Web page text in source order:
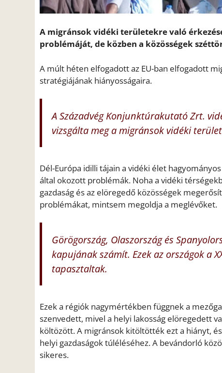
A migránsok vidéki területekre való
problémáját, de közben a közösségek
A múlt héten elfogadott az EU-ban elfogadott
stratégiájának hiányosságaira.
A Századvég Konjunktúrakutató Zrt.
vizsgálta meg a migránsok vidéki
Dél-Európa idilli tájain a vidéki élet
által okozott problémák. Noha a vidéki
gazdaság és az elöregedő közösségek
problémákat, mintsem megoldja a meglévőket.
Görögország, Olaszország és
kapujának számít. Ezek az országok a
tapasztaltak.
Ezek a régiók nagymértékben függnek a
szenvedett, mivel a helyi lakosság elöregedett
költözött. A migránsok kitöltötték ezt a hiányt,
helyi gazdaságok túléléséhez. A bevándorló
sikeres.